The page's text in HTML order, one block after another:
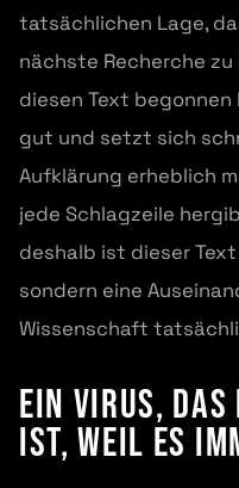
tatsächlichen Lage,
nächste Recherche
diesen Text
gut und setzt sich
Aufklärung erheblich
jede Schlagzeile
deshalb ist dieser
sondern eine
Wissenschaft
Ein Virus,
ist, weil es